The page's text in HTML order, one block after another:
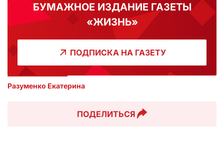
БУМАЖНОЕ ИЗДАНИЕ ГАЗЕТЫ
«ЖИЗНЬ»
ПОДПИСКА НА ГАЗЕТУ
Разуменко Екатерина
ПОДЕЛИТЬСЯ